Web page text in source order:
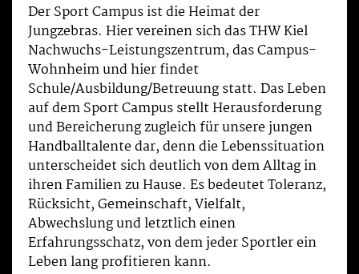
Der Sport Campus ist die Heimat der
Jungzebras. Hier vereinen sich das THW Kiel
Nachwuchs-Leistungszentrum, das Campus-
Wohnheim und hier findet
Schule/Ausbildung/Betreuung statt. Das Leben
auf dem Sport Campus stellt Herausforderung
und Bereicherung zugleich für unsere jungen
Handballtalente dar, denn die Lebenssituation
unterscheidet sich deutlich von dem Alltag in
ihren Familien zu Hause. Es bedeutet Toleranz,
Rücksicht, Gemeinschaft, Vielfalt,
Abwechslung und letztlich einen
Erfahrungsschatz, von dem jeder Sportler ein
Leben lang profitieren kann.